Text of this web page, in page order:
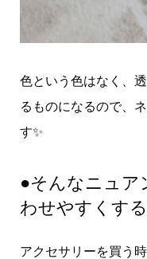
色という色はなく、
るものになるので、
す✨
●そんなニュア
わせやすくす
アクセサリーを買う